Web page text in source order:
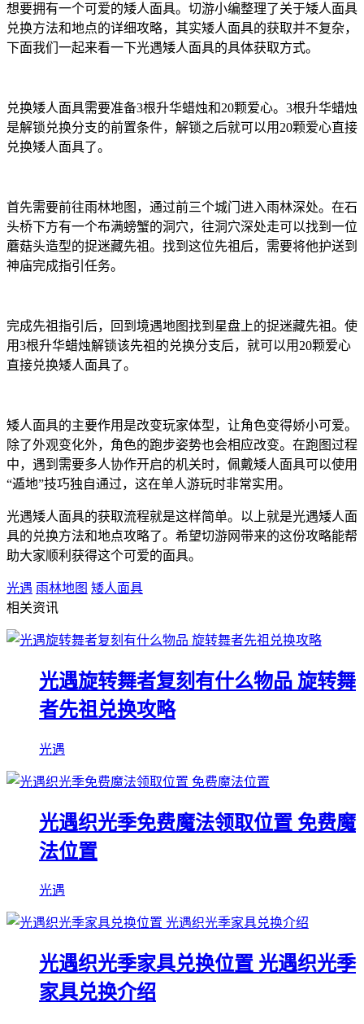
想要拥有一个可爱的矮人面具。切游小编整理了关于矮人面具
兑换方法和地点的详细攻略，其实矮人面具的获取并不复杂，
下面我们一起来看一下光遇矮人面具的具体获取方式。
兑换矮人面具需要准备3根升华蜡烛和20颗爱心。3根升华蜡烛
是解锁兑换分支的前置条件，解锁之后就可以用20颗爱心直接
兑换矮人面具了。
首先需要前往雨林地图，通过前三个城门进入雨林深处。在石
头桥下方有一个布满螃蟹的洞穴，往洞穴深处走可以找到一位
蘑菇头造型的捉迷藏先祖。找到这位先祖后，需要将他护送到
神庙完成指引任务。
完成先祖指引后，回到境遇地图找到星盘上的捉迷藏先祖。使
用3根升华蜡烛解锁该先祖的兑换分支后，就可以用20颗爱心
直接兑换矮人面具了。
矮人面具的主要作用是改变玩家体型，让角色变得娇小可爱。
除了外观变化外，角色的跑步姿势也会相应改变。在跑图过程
中，遇到需要多人协作开启的机关时，佩戴矮人面具可以使用
“遁地”技巧独自通过，这在单人游玩时非常实用。
光遇矮人面具的获取流程就是这样简单。以上就是光遇矮人面
具的兑换方法和地点攻略了。希望切游网带来的这份攻略能帮
助大家顺利获得这个可爱的面具。
光遇 雨林地图 矮人面具
相关资讯
光遇旋转舞者复刻有什么物品 旋转舞
者先祖兑换攻略
光遇
光遇织光季免费魔法领取位置 免费魔
法位置
光遇
光遇织光季家具兑换位置 光遇织光季
家具兑换介绍